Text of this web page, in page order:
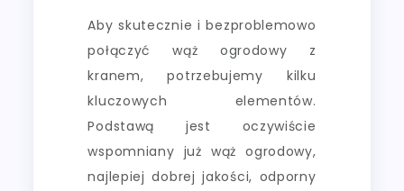
Aby skutecznie i bezproblemowo
połączyć wąż ogrodowy z
kranem, potrzebujemy kilku
kluczowych elementów.
Podstawą jest oczywiście
wspomniany już wąż ogrodowy,
najlepiej dobrej jakości, odporny